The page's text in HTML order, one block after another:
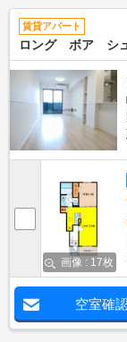
賃貸アパート
ロング ボア シ
画像 : 17枚
空室確